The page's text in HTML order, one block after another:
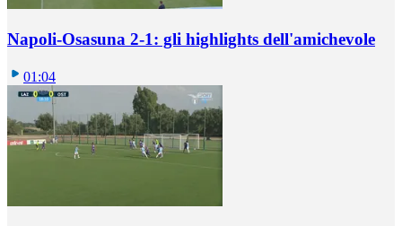
Napoli-Osasuna 2-1: gli highlights dell'amichevole
01:04